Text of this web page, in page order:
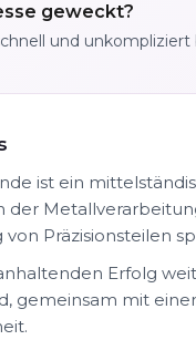
geweckt?
und unkompliziert
ist ein
der
von Präzisionsteilen
Erfolg
gemeinsam mit